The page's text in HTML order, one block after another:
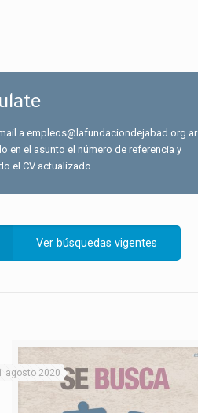
a empleos@lafundaciondejabad.org.ar
en el asunto el número de referencia y
el CV actualizado.
Ver búsquedas vigentes
agosto 2020